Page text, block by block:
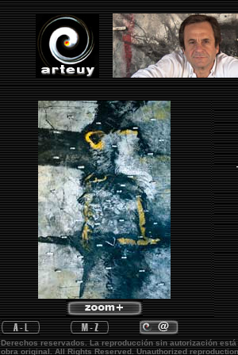
Derechos reservados. La reproducción sin autorización
obra original.All Rights Reserved. Unauthorized